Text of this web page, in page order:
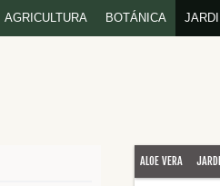
AGRICULTURA BOTÁNICA
ALOE VERA